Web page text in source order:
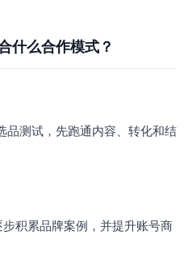
什么合作模式？
品测试，先跑通内容、转化和结
积累品牌案例，并提升账号商